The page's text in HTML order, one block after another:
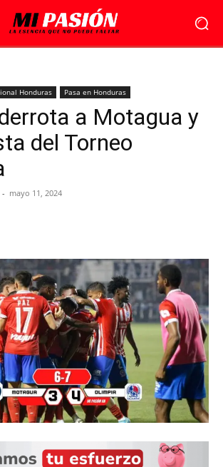
Honduras Pasa en Honduras
a Motagua y
del Torneo
- mayo 11, 2024